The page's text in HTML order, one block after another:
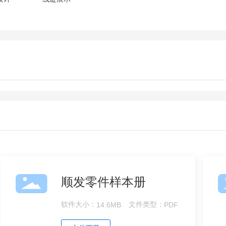
顺发零件样本册
软件大小： 14.6MB 文件类型： PDF